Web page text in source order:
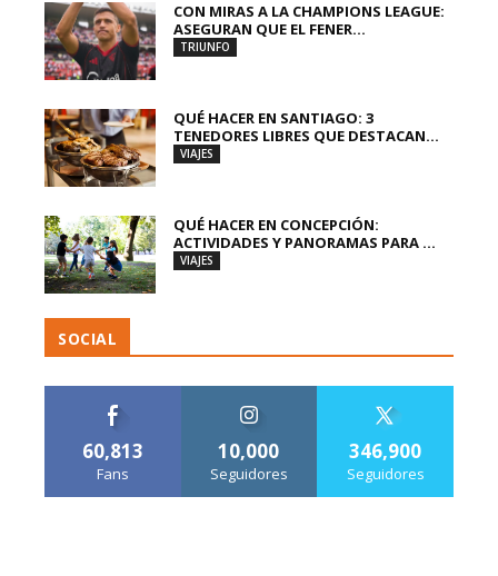
CON MIRAS A LA CHAMPIONS LEAGUE:
ASEGURAN QUE EL FENER...
TRIUNFO
QUÉ HACER EN SANTIAGO: 3
TENEDORES LIBRES QUE DESTACAN...
VIAJES
QUÉ HACER EN CONCEPCIÓN:
ACTIVIDADES Y PANORAMAS PARA ...
VIAJES
SOCIAL
60,813
Fans
10,000
Seguidores
346,900
Seguidores